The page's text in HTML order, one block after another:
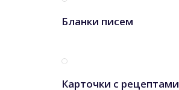
Бланки писем
Карточки с рецептами